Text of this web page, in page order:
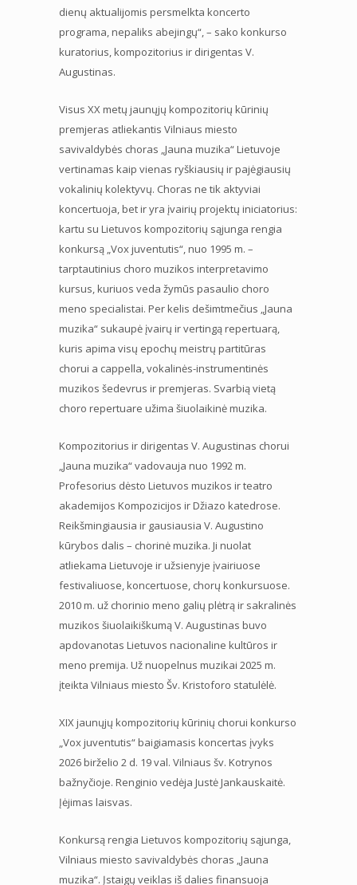
dienų aktualijomis persmelkta koncerto
programa, nepaliks abejingų“, – sako konkurso
kuratorius, kompozitorius ir dirigentas V.
Augustinas.
Visus XX metų jaunųjų kompozitorių kūrinių
premjeras atliekantis Vilniaus miesto
savivaldybės choras „Jauna muzika“ Lietuvoje
vertinamas kaip vienas ryškiausių ir pajėgiausių
vokalinių kolektyvų. Choras ne tik aktyviai
koncertuoja, bet ir yra įvairių projektų iniciatorius:
kartu su Lietuvos kompozitorių sąjunga rengia
konkursą „Vox juventutis“, nuo 1995 m. –
tarptautinius choro muzikos interpretavimo
kursus, kuriuos veda žymūs pasaulio choro
meno specialistai. Per kelis dešimtmečius „Jauna
muzika“ sukaupė įvairų ir vertingą repertuarą,
kuris apima visų epochų meistrų partitūras
chorui a cappella, vokalinės-instrumentinės
muzikos šedevrus ir premjeras. Svarbią vietą
choro repertuare užima šiuolaikinė muzika.
Kompozitorius ir dirigentas V. Augustinas chorui
„Jauna muzika“ vadovauja nuo 1992 m.
Profesorius dėsto Lietuvos muzikos ir teatro
akademijos Kompozicijos ir Džiazo katedrose.
Reikšmingiausia ir gausiausia V. Augustino
kūrybos dalis – chorinė muzika. Ji nuolat
atliekama Lietuvoje ir užsienyje įvairiuose
festivaliuose, koncertuose, chorų konkursuose.
2010 m. už chorinio meno galių plėtrą ir sakralinės
muzikos šiuolaikiškumą V. Augustinas buvo
apdovanotas Lietuvos nacionaline kultūros ir
meno premija. Už nuopelnus muzikai 2025 m.
įteikta Vilniaus miesto Šv. Kristoforo statulėlė.
XIX jaunųjų kompozitorių kūrinių chorui konkurso
„Vox juventutis“ baigiamasis koncertas įvyks
2026 birželio 2 d. 19 val. Vilniaus šv. Kotrynos
bažnyčioje. Renginio vedėja Justė Jankauskaitė.
Įėjimas laisvas.
Konkursą rengia Lietuvos kompozitorių sąjunga,
Vilniaus miesto savivaldybės choras „Jauna
muzika“. Įstaigų veiklas iš dalies finansuoja